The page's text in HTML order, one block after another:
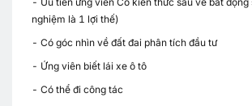
nghiệm là 1 lợi thế)
- Có góc nhìn về đất đai phân tích đầu tư
- Ứng viên biết lái xe ô tô
- Có thể đi công tác